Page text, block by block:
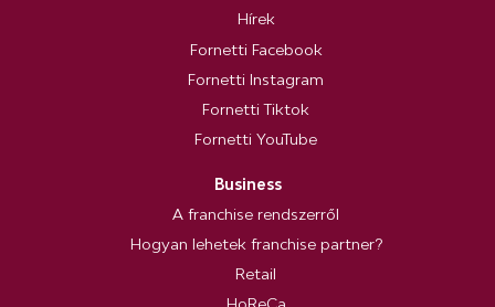
Hírek
Fornetti Facebook
Fornetti Instagram
Fornetti Tiktok
Fornetti YouTube
Business
A franchise rendszerről
Hogyan lehetek franchise partner?
Retail